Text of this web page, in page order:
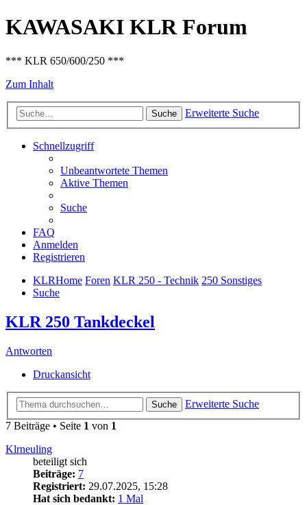
KAWASAKI KLR Forum
*** KLR 650/600/250 ***
Zum Inhalt
Suche Erweiterte Suche
Schnellzugriff
Unbeantwortete Themen
Aktive Themen
Suche
FAQ
Anmelden
Registrieren
KLRHome Foren KLR 250 - Technik 250 Sonstiges
Suche
KLR 250 Tankdeckel
Antworten
Druckansicht
Suche
Erweiterte Suche
7 Beiträge • Seite 1 von 1
Klrneuling
beteiligt sich
Beiträge: 7
Registriert: 29.07.2025, 15:28
Hat sich bedankt: 1 Mal